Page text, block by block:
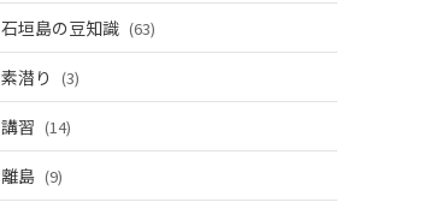
石垣島の豆知識 (63)
素潜り (3)
講習 (14)
離島 (9)